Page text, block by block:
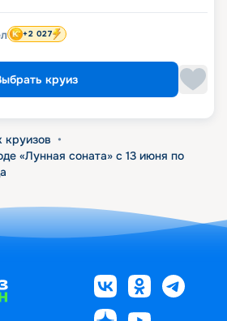
+2 027
круиз
круизов •
«Лунная соната» с 13 июня по